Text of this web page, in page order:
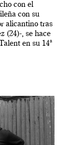
con el
con su
alicantino tras
(24)-, se hace
en su 14ª